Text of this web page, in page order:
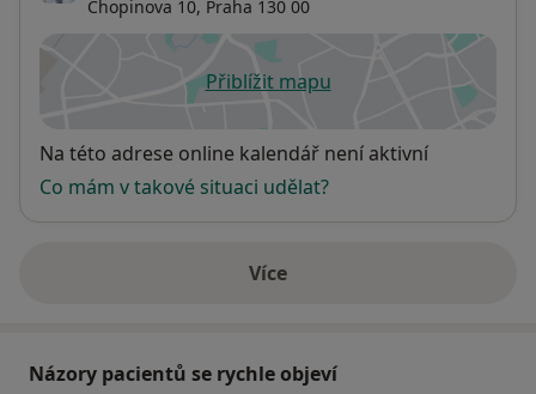
Chopinova 10, Praha 130 00
Přiblížit mapuse otevře v nové záložce
Dostupnost
Na této adrese online kalendář není aktivní
Co mám v takové situaci udělat?
Víceo adrese
Názory pacientů se rychle objeví